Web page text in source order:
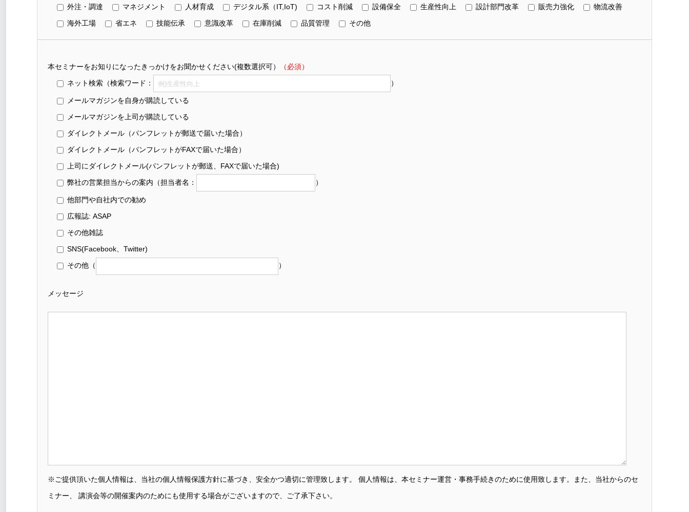
外注・調達 マネジメント 人材育成 デジタル系（IT,IoT) コスト削減 設備保全 生産性向上 設計部門改革 販売力強化
物流改善
海外工場
省エネ 技能伝承 意識改革 在庫削減 品質管理 その他
本セミナーをお知りになったきっかけをお聞かせください(複数選択可）
（必須）
ネット検索 （検索ワード： ）
メールマガジンを自身が購読している
メールマガジンを上司が購読している
ダイレクトメール（パンフレットが郵送で届いた場合）
ダイレクトメール（パンフレットがFAXで届いた場合）
上司にダイレクトメール(パンフレットが郵送、FAXで届いた場合)
弊社の営業担当からの案内 （担当者名： ）
他部門や自社内での勧め
広報誌: ASAP
その他雑誌
SNS(Facebook、Twitter)
その他 （ ）
メッセージ
※ご提供頂いた個人情報は、当社の個人情報保護方針に基づき、安全かつ適切に管理致します。 個人情報は、本セミナー運営・事務手続きのために使用致します。また、当社からのセ
ミナー、 講演会等の開催案内のためにも使用する場合がございますので、ご了承下さい。